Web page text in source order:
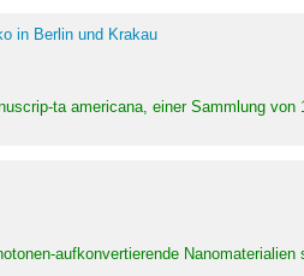
in Berlin und Krakau
ta americana, einer Sammlung
aufkonvertierende